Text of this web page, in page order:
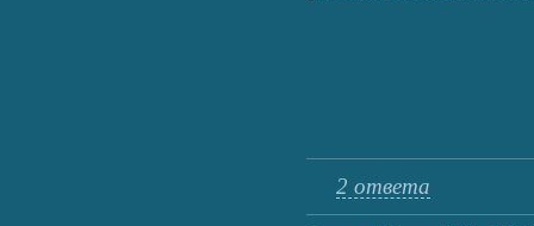
2 ответа